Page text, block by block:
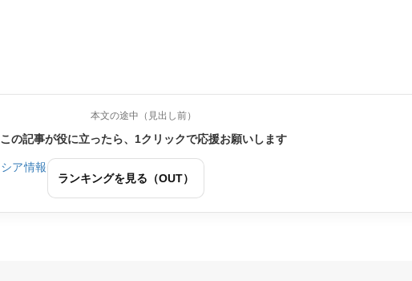
本文の途中（見出し前）
この記事が役に立ったら、1クリックで応援お願いします
ランキングを見る（OUT）